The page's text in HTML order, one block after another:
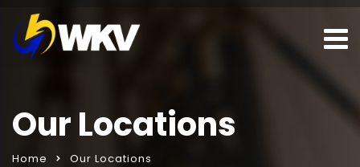
Our Locations
Home Our Locations